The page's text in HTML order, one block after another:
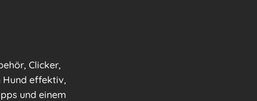
Clicker,
Hund effektiv,
und einem